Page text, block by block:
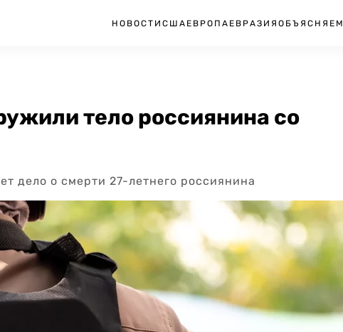
НОВОСТИ США ЕВРОПА ЕВРАЗИЯ ОБЪЯСНЯЕМ
тело россиянина со
дело о смерти 27-летнего россиянина